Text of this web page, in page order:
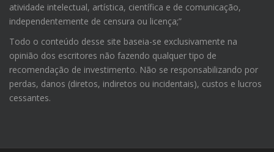
atividade intelectual, artística, científica e de comunicação,
independentemente de censura ou licença;”
Todo o conteúdo desse site baseia-se exclusivamente na
opinião dos escritores não fazendo qualquer tipo de
recomendação de investimento. Não se responsabilizando por
perdas, danos (diretos, indiretos ou incidentais), custos e lucros
cessantes.